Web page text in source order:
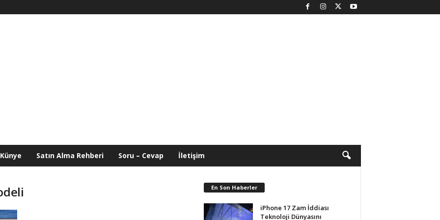
Künye Satın Alma Rehberi Soru – Cevap İletişim
En Son Haberler
iPhone 17 Zam İddiası
Teknoloji Dünyasını